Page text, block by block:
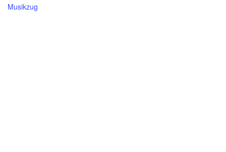
Musikzug